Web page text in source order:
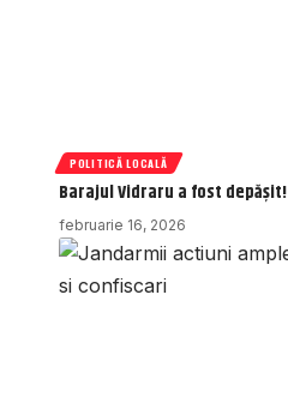
POLITICĂ LOCALĂ
Barajul Vidraru a fost depășit!
februarie 16, 2026